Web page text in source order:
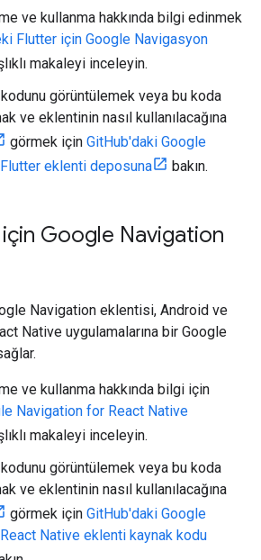
ve kullanma hakkında bilgi edinmek
Flutter için Google Navigasyon
makaleyi inceleyin.
görüntülemek veya bu koda
ve eklentinin nasıl kullanılacağına
görmek için GitHub'daki Google
eklenti deposuna
bakın.
Google Navigation
Navigation eklentisi, Android ve
Native uygulamalarına bir Google
ve kullanma hakkında bilgi için
Navigation for React Native
makaleyi inceleyin.
görüntülemek veya bu koda
ve eklentinin nasıl kullanılacağına
görmek için GitHub'daki Google
Native eklenti kaynak kodu